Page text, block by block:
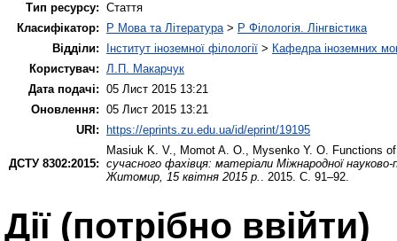
Тип ресурсу: Стаття
Класифікатор:
P Мова та Література> P Філологія. Лінгвістика
Відділи:
Інститут іноземної філології > Кафедра іноземних
Користувач: Л.П. Макарчук
Дата подачі: 05 Лист 2015 13:21
Оновлення: 05 Лист 2015 13:21
URI:
https://eprints.zu.edu.ua/id/eprint/19195
ДСТУ 8302:2015:
Masiuk K. V., Momot A. O., Mysenko Y. O. Functions
сучасного фахівця: матеріали Міжнародної
Житомир, 15 квітня 2015 р. . 2015. С. 91–92.
Дії ​​(потрібно ввійти)